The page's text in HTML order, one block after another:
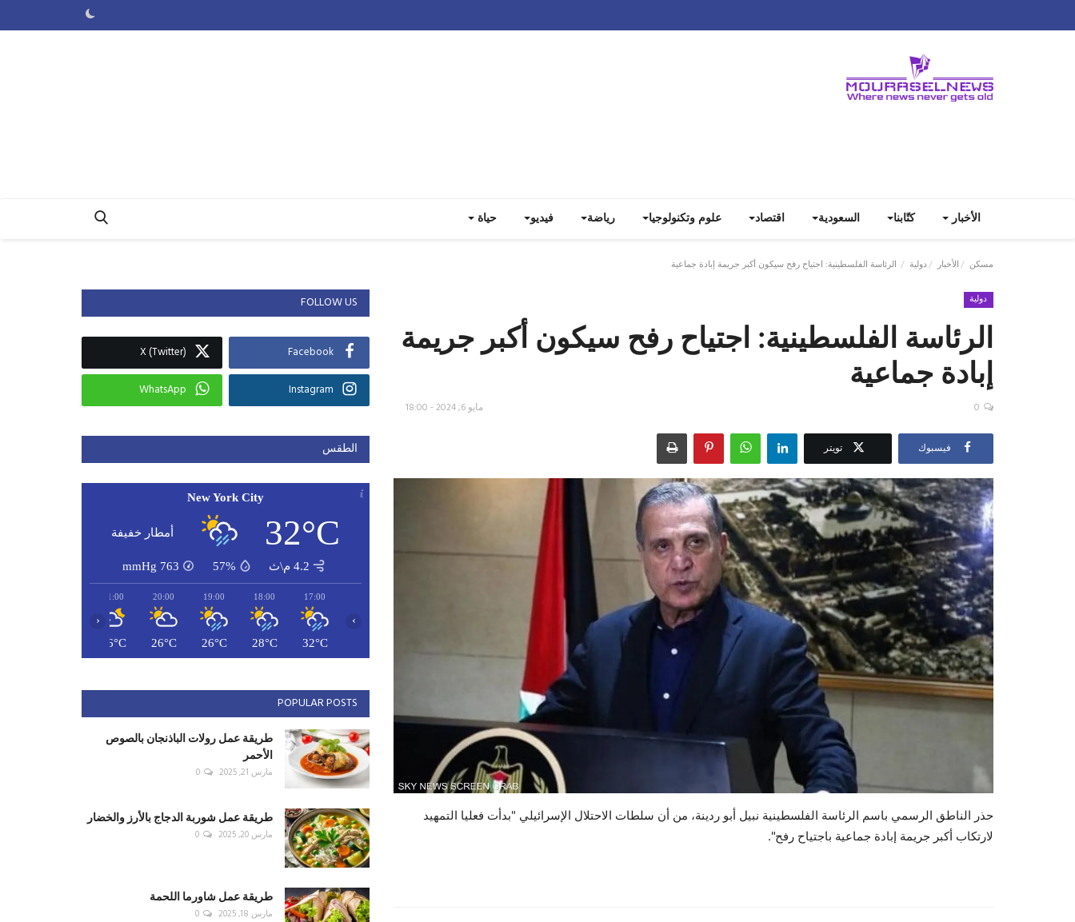
الأخبار كتّابنا السعودية اقتصاد علوم وتكنولوجيا رياضة فيديو حياة
مسكن الأخبار دولية الرئاسة الفلسطينية: اجتياح رفح سيكون أكبر جريمة إبادة جماعية
دولية
الرئاسة الفلسطينية: اجتياح رفح سيكون أكبر جريمة
إبادة جماعية
مايو 6, 2024 - 18:00 0
فيسبوك تويتر
حذر الناطق الرسمي باسم الرئاسة الفلسطينية نبيل أبو ردينة، من أن سلطات الاحتلال الإسرائيلي "بدأت فعليا التمهيد
لارتكاب أكبر جريمة إبادة جماعية باجتياح رفح".
FOLLOW US
Facebook
X (Twitter)
Instagram
WhatsApp
الطقس
New York City
32°C أمطار خفيفة
4.2 م\ث 57%
763
mmHg
17:00
32°C
18:00
28°C
19:00
26°C
20:00
26°C
21:00
26°C
‹ ›
POPULAR POSTS
طريقة عمل رولات الباذنجان بالصوص
الأحمر
مارس 21, 2025 0
طريقة عمل شوربة الدجاج بالأرز والخضار
مارس 20, 2025 0
طريقة عمل شاورما اللحمة
مارس 18, 2025 0